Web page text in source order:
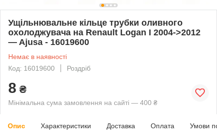
Ущільнювальне кільце трубки оливного
охолоджувача на Renault Logan I 2004->2012
— Ajusa - 16019600
Немає в наявності
Код: 16019600
Роздріб
8 ₴
Мінімальна сума замовлення на сайті — 400 ₴
Опис Характеристики Доставка Оплата Умови